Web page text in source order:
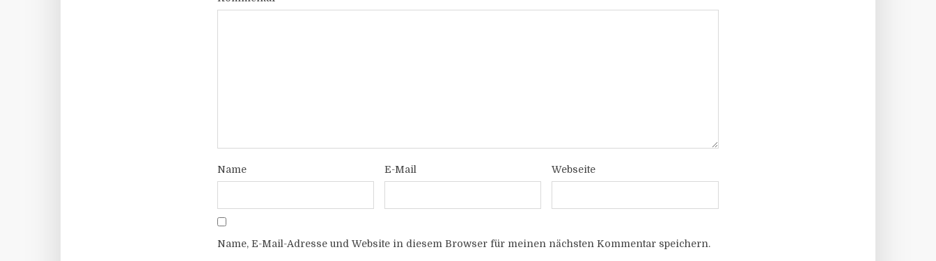
Name E-Mail Webseite
Name, E-Mail-Adresse und Website in diesem Browser für meinen nächsten Kommentar speichern.